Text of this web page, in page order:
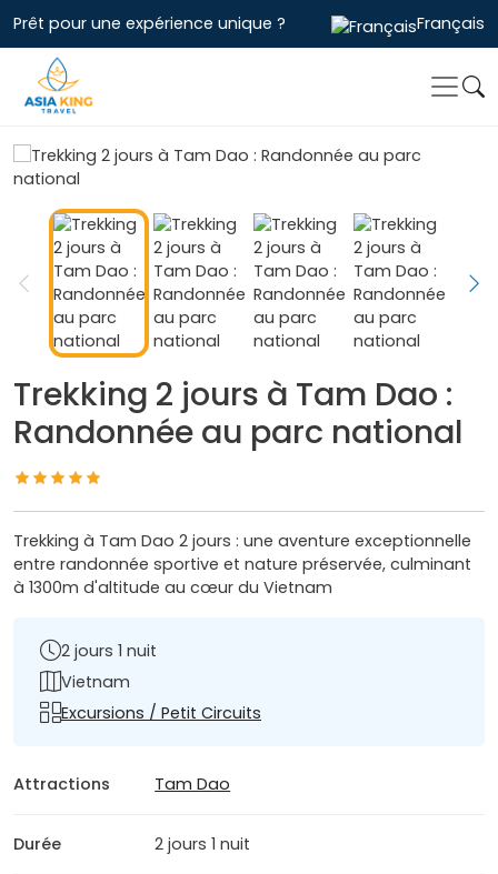
Prêt pour une expérience unique ? Français
Trekking 2 jours à Tam Dao :
Randonnée au parc national
Trekking à Tam Dao 2 jours : une aventure exceptionnelle
entre randonnée sportive et nature préservée, culminant
à 1300m d'altitude au cœur du Vietnam
2 jours 1 nuit
Vietnam
Excursions / Petit Circuits
Attractions Tam Dao
Durée 2 jours 1 nuit